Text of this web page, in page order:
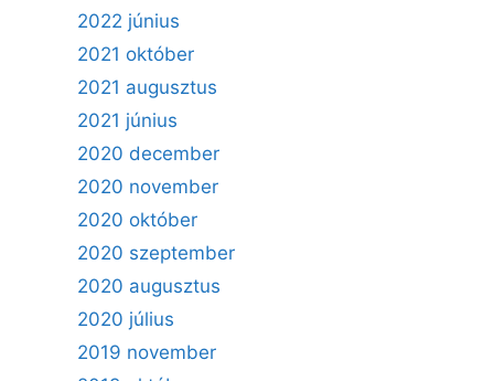
2022 június
2021 október
2021 augusztus
2021 június
2020 december
2020 november
2020 október
2020 szeptember
2020 augusztus
2020 július
2019 november